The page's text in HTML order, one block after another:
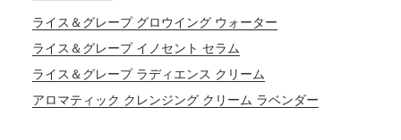
ライス＆グレープ グロウイング ウォーター
ライス＆グレープ イノセント セラム
ライス＆グレープ ラディエンス クリーム
アロマティック クレンジング クリーム ラベンダー